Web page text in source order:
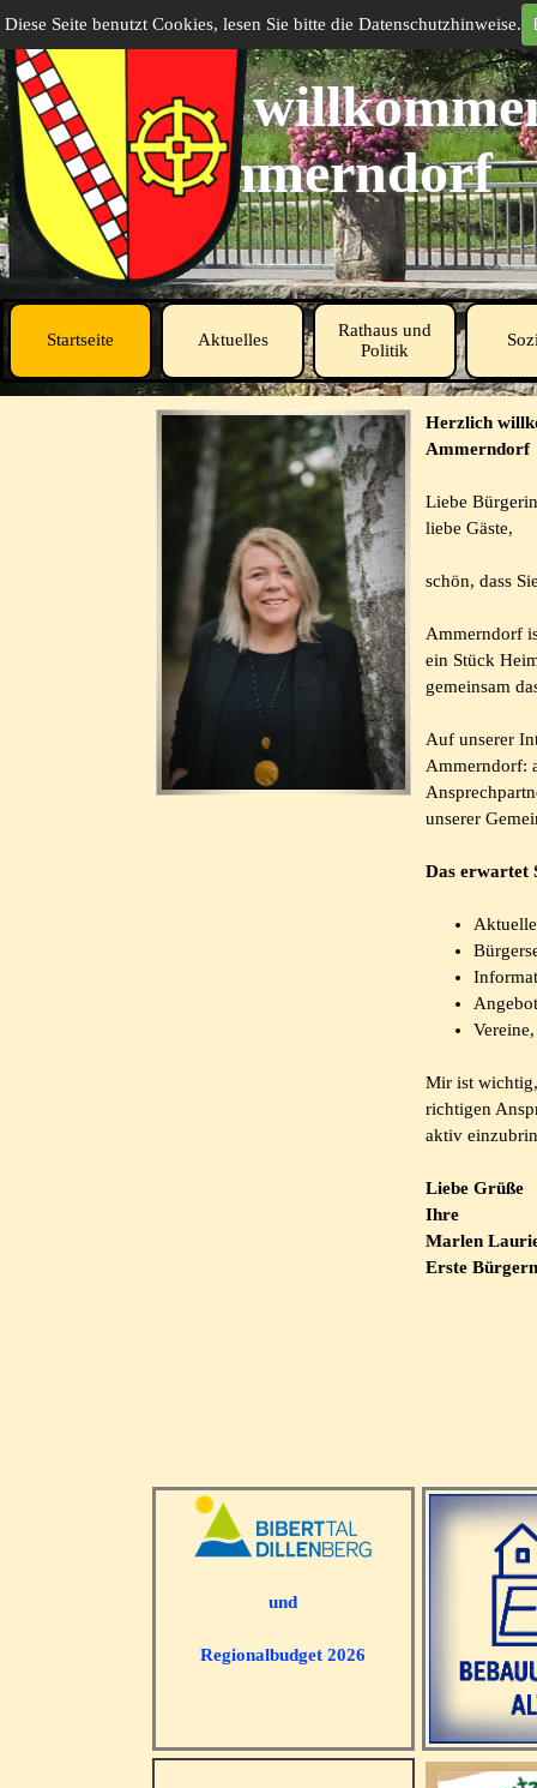
Diese Seite benutzt Cookies, lesen Sie bitte die Datenschutzhinweise.
Herzlich
Ammerndorf
Startseite Aktuelles
Rathaus und
Politik
▼
Herzlich
Ammerndorf
Liebe
liebe Gäste,
schön, dass
Ammerndorf
ein Stück
gemeinsam
Auf unserer
Ammerndorf:
unserer
Das erwartet
Mir ist
richtigen
aktiv
Liebe Grüße
Ihre
Marlen
Erste
und
Regionalbudget 2026